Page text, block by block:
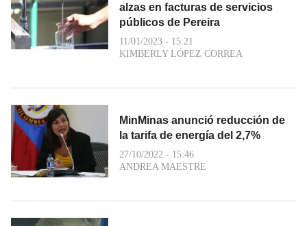
alzas en facturas de servicios
públicos de Pereira
11/01/2023 - 15:21
KIMBERLY LÓPEZ CORREA
MinMinas anunció reducción de
la tarifa de energía del 2,7%
27/10/2022 - 15:46
ANDREA MAESTRE